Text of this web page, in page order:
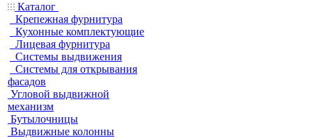
Каталог
Крепежная фурнитура
Кухонные комплектующие
Лицевая фурнитура
Системы выдвижения
Системы для открывания
фасадов
Угловой выдвижной
механизм
Бутылочницы
Выдвижные колонны